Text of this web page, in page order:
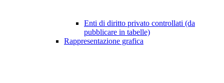
Enti di diritto privato controllati (da
pubblicare in tabelle)
Rappresentazione grafica